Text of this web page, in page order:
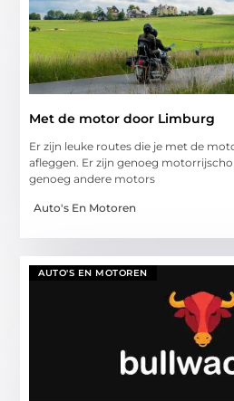
Met de motor door Limburg
Er zijn leuke routes die je met de
afleggen. Er zijn genoeg
genoeg andere motors
Auto's En Motoren
AUTO'S EN MOTOREN